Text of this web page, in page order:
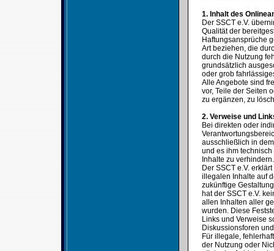
1. Inhalt des
Der SSCT e.V.
Qualität der
Haftungsansprüche
Art beziehen, die
durch die Nutzung
grundsätzlich
oder grob
Alle Angebote sind
vor, Teile der Seiten
zu ergänzen, zu
2. Verweise und
Bei direkten oder
ausschließlich in
und es ihm
Inhalte zu verhindern.
Der SSCT e.V.
illegalen Inhalte auf
zukünftige
hat der SSCT e.V.
allen Inhalten aller
wurden. Diese
Links und Verweise
Diskussionsforen
Für illegale,
der Nutzung oder